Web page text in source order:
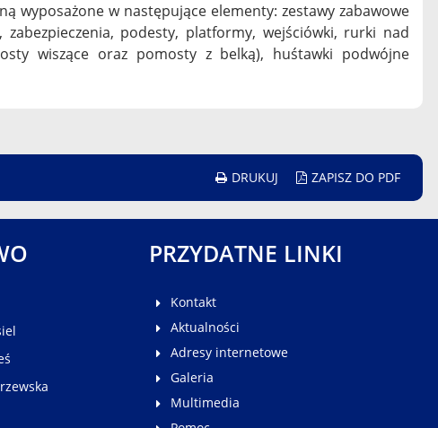
wyposażone w następujące elementy: zestawy zabawowe
zabezpieczenia, podesty, platformy, wejściówki, rurki nad
wiszące oraz pomosty z belką), huśtawki podwójne
DRUKUJ ZAPISZ DO PDF
PRZYDATNE LINKI
Kontakt
Aktualności
Adresy internetowe
Galeria
Multimedia